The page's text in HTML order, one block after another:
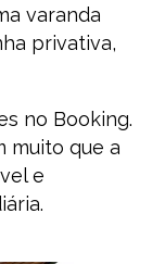
varanda
privativa,
no Booking.
muito que a
e